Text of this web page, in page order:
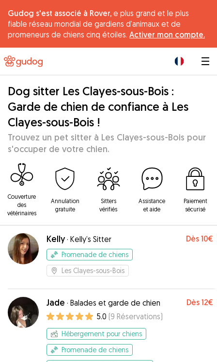
Gudog s'est associé à Rover, e plus grand et le plus
fiable réseau mondial de gardiens d'animaux et de
promeneurs de chiens cinq étoiles. Activer mon compte.
Dog sitter Les Clayes-sous-Bois :
Garde de chien de confiance à Les
Clayes-sous-Bois !
Trouvez un pet sitter à Les Clayes-sous-Bois pour
s'occuper de votre chien.
Couverture
des
vétérinaires
Annulation
gratuite
Sitters
vérifiés
Assistance
et aide
Paiement
sécurisé
Kelly· Kelly’s Sitter Dès 10€
Promenade de chiens
Les Clayes-sous-Bois
Jade · Balades et garde de chien Dès 12€
5.0 (9 Réservations)
Hébergement pour chiens
Promenade de chiens